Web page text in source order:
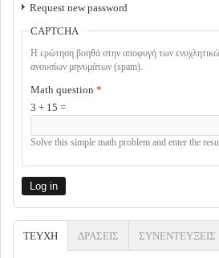
Request new password
CAPTCHA
Η ερώτηση βοηθά στην αποφυγή των
ανουσίων μηνυμάτων (spam).
Math question *
3 + 15 =
Solve this simple math problem and enter the
ΤΕΥΧΗ (ACTIVE TAB)
ΔΡΑΣΕΙΣ ΣΥΝΕΝΤΕΥΞΕΙΣ